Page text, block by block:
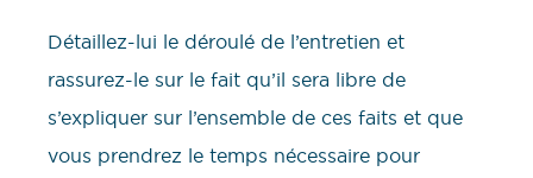
Détaillez-lui le déroulé de l’entretien et
rassurez-le sur le fait qu’il sera libre de
s’expliquer sur l’ensemble de ces faits et que
vous prendrez le temps nécessaire pour